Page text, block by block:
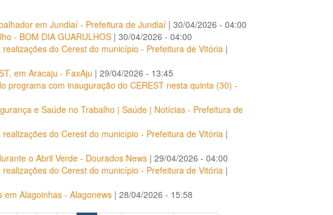
em Jundiaí - Prefeitura de Jundiaí | 30/04/2026 - 04:00
- BOM DIA GUARULHOS | 30/04/2026 - 04:00
do Cerest do município - Prefeitura de Vitória |
em Aracaju - FaxAju | 29/04/2026 - 13:45
programa com inauguração do CEREST nesta quinta (30) -
e Saúde no Trabalho | Saúde | Notícias - Prefeitura de
do Cerest do município - Prefeitura de Vitória |
o Abril Verde - Dourados News | 29/04/2026 - 04:00
do Cerest do município - Prefeitura de Vitória |
Alagoinhas - Alagonews | 28/04/2026 - 15:58